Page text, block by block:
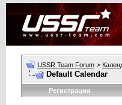
USSR Team Forum >
Default Calendar
Регистрация